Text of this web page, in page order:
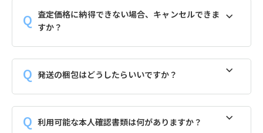
査定価格に納得できない場合、キャンセルできま
すか？
発送の梱包はどうしたらいいですか？
利用可能な本人確認書類は何がありますか？